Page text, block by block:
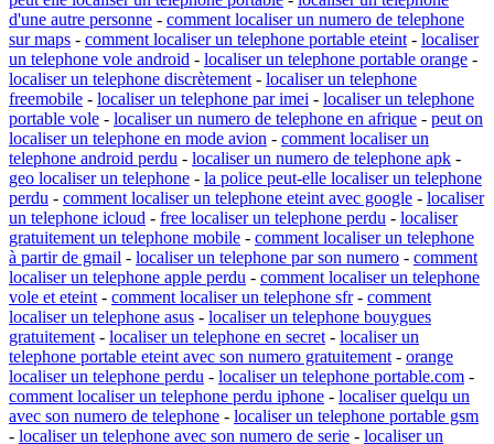
d'une autre personne - comment localiser un numero de telephone
sur maps - comment localiser un telephone portable eteint - localiser
un telephone vole android - localiser un telephone portable orange -
localiser un telephone discrètement - localiser un telephone
freemobile - localiser un telephone par imei - localiser un telephone
portable vole - localiser un numero de telephone en afrique - peut on
localiser un telephone en mode avion - comment localiser un
telephone android perdu - localiser un numero de telephone apk -
geo localiser un telephone - la police peut-elle localiser un telephone
perdu - comment localiser un telephone eteint avec google - localiser
un telephone icloud - free localiser un telephone perdu - localiser
gratuitement un telephone mobile - comment localiser un telephone
à partir de gmail - localiser un telephone par son numero - comment
localiser un telephone apple perdu - comment localiser un telephone
vole et eteint - comment localiser un telephone sfr- comment
localiser un telephone asus - localiser un telephone bouygues
gratuitement - localiser un telephone en secret - localiser un
telephone portable eteint avec son numero gratuitement - orange
localiser un telephone perdu - localiser un telephone portable.com -
comment localiser un telephone perdu iphone - localiser quelqu un
avec son numero de telephone - localiser un telephone portable gsm
- localiser un telephone avec son numero de serie - localiser un